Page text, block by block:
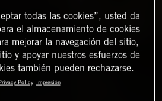
todas las cookies”, usted da
el almacenamiento de cookies
mejorar la navegación del sitio,
y apoyar nuestros esfuerzos de
también pueden rechazarse.
Policy Impresión